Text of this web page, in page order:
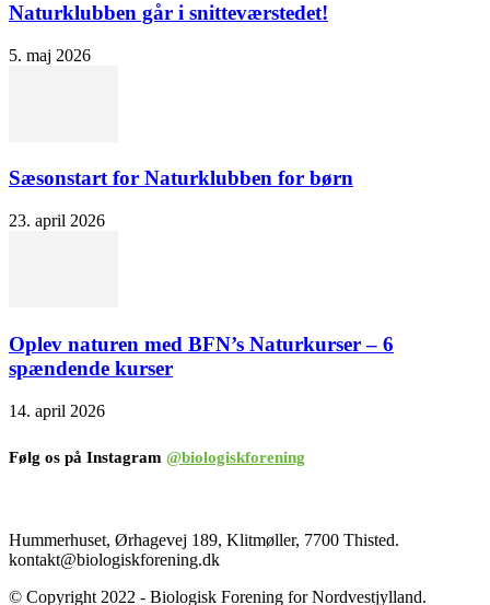
Naturklubben går i snitteværstedet!
5. maj 2026
Sæsonstart for Naturklubben for børn
23. april 2026
Oplev naturen med BFN’s Naturkurser – 6
spændende kurser
14. april 2026
Følg os på Instagram @biologiskforening
Hummerhuset, Ørhagevej 189, Klitmøller, 7700 Thisted.
kontakt@biologiskforening.dk
© Copyright 2022 - Biologisk Forening for Nordvestjylland.